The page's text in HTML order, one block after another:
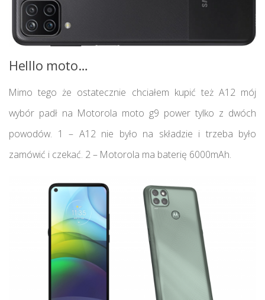
Helllo moto…
Mimo tego że ostatecznie chciałem kupić też A12 mój
wybór padł na Motorola moto g9 power tylko z dwóch
powodów. 1 – A12 nie było na składzie i trzeba było
zamówić i czekać. 2 – Motorola ma baterię 6000mAh.